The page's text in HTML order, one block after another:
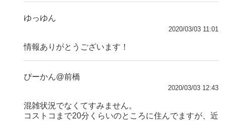
ゆっゆん
2020/03/03 11:01
情報ありがとうございます！
ぴーかん@前橋
2020/03/03 12:43
混雑状況でなくてすみません。
コストコまで20分くらいのところに住んでますが、近